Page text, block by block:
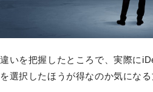
違いを把握したところで、実際に
を選択したほうが得なのか気になる